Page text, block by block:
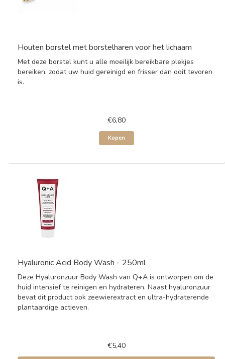
Houten borstel met borstelharen voor het lichaam
Met deze borstel kunt u alle moeilijk bereikbare plekjes
bereiken, zodat uw huid gereinigd en frisser dan ooit tevoren
is.
€6,80
Kopen
Hyaluronic Acid Body Wash - 250ml
Deze Hyaluronzuur Body Wash van Q+A is ontworpen om de
huid intensief te reinigen en hydrateren. Naast hyaluronzuur
bevat dit product ook zeewierextract en ultra-hydraterende
plantaardige actieven.
€5,40